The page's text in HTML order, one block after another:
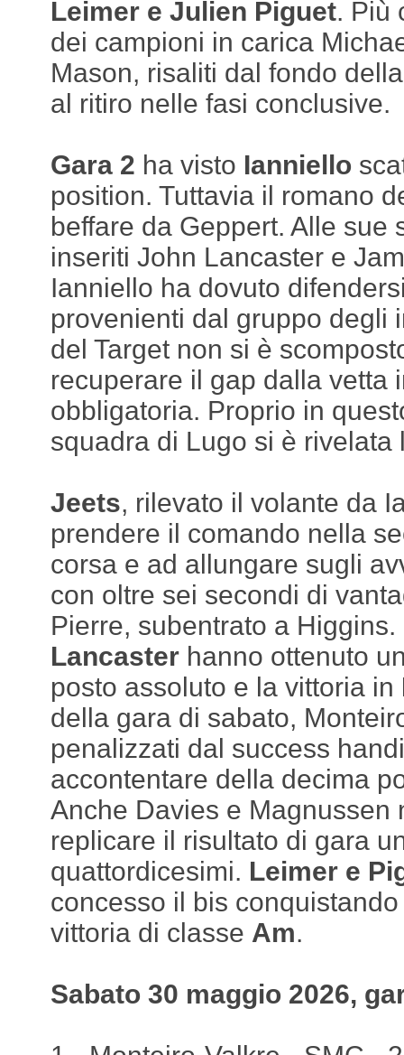
Leimer e Julien Piguet. Più
dei campioni in carica
Mason, risaliti dal fondo
al ritiro nelle fasi conclusive.
Gara 2 ha visto Ianniello
position. Tuttavia il romano
beffare da Geppert. Alle sue
inseriti John Lancaster e
Ianniello ha dovuto
provenienti dal gruppo degli
del Target non si è
recuperare il gap dalla vetta
obbligatoria. Proprio in
squadra di Lugo si è rivelata
Jeets, rilevato il volante da
prendere il comando nella
corsa e ad allungare sugli
con oltre sei secondi di
Pierre, subentrato a Higgins.
Lancaster hanno ottenuto
posto assoluto e la vittoria in
della gara di sabato,
penalizzati dal success
accontentare della decima
Anche Davies e Magnussen
replicare il risultato di gara
quattordicesimi. Leimer e
concesso il bis
vittoria di classe Am.
Sabato 30 maggio 2026,